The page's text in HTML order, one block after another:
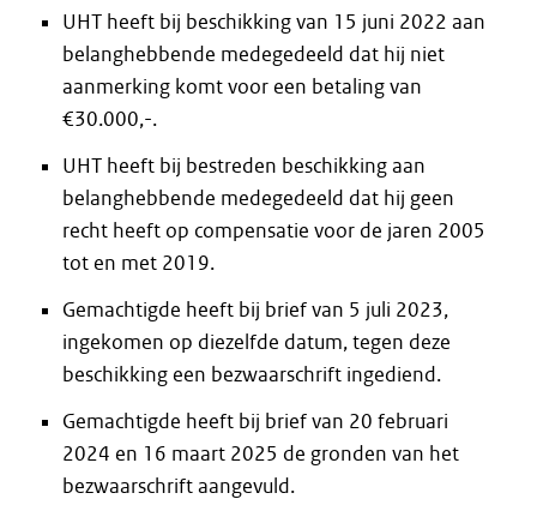
UHT heeft bij beschikking van 15 juni 2022 aan
belanghebbende medegedeeld dat hij niet
aanmerking komt voor een betaling van
€30.000,-.
UHT heeft bij bestreden beschikking aan
belanghebbende medegedeeld dat hij geen
recht heeft op compensatie voor de jaren 2005
tot en met 2019.
Gemachtigde heeft bij brief van 5 juli 2023,
ingekomen op diezelfde datum, tegen deze
beschikking een bezwaarschrift ingediend.
Gemachtigde heeft bij brief van 20 februari
2024 en 16 maart 2025 de gronden van het
bezwaarschrift aangevuld.